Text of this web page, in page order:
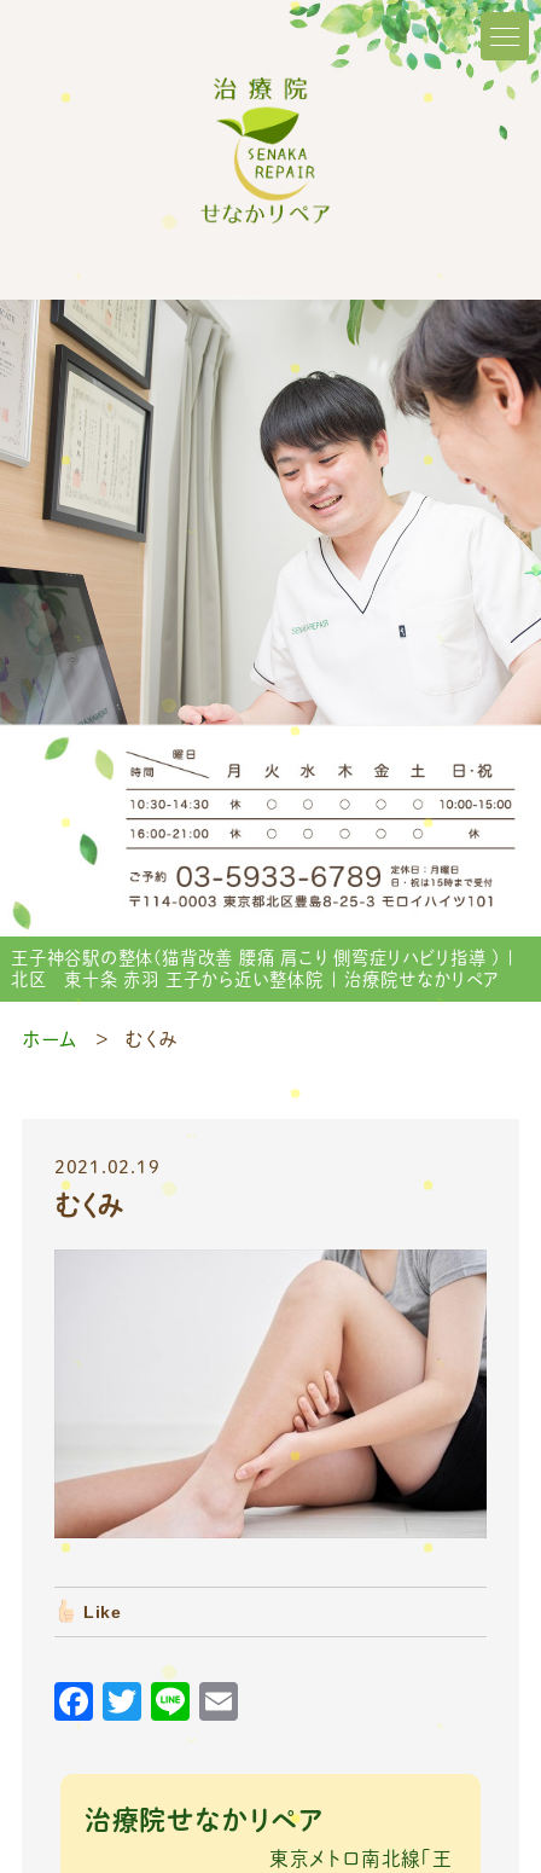
王子神谷駅の整体(猫背改善 腰痛 肩こり 側弯症リハビリ指導 ) |
北区 東十条 赤羽 王子から近い整体院 | 治療院せなかリペア
ホーム むくみ
2021.02.19
むくみ
Like
F
c
e
T
it
te
Li
n
e
ai
l
治療院せなかリペア
東京メトロ南北線「王